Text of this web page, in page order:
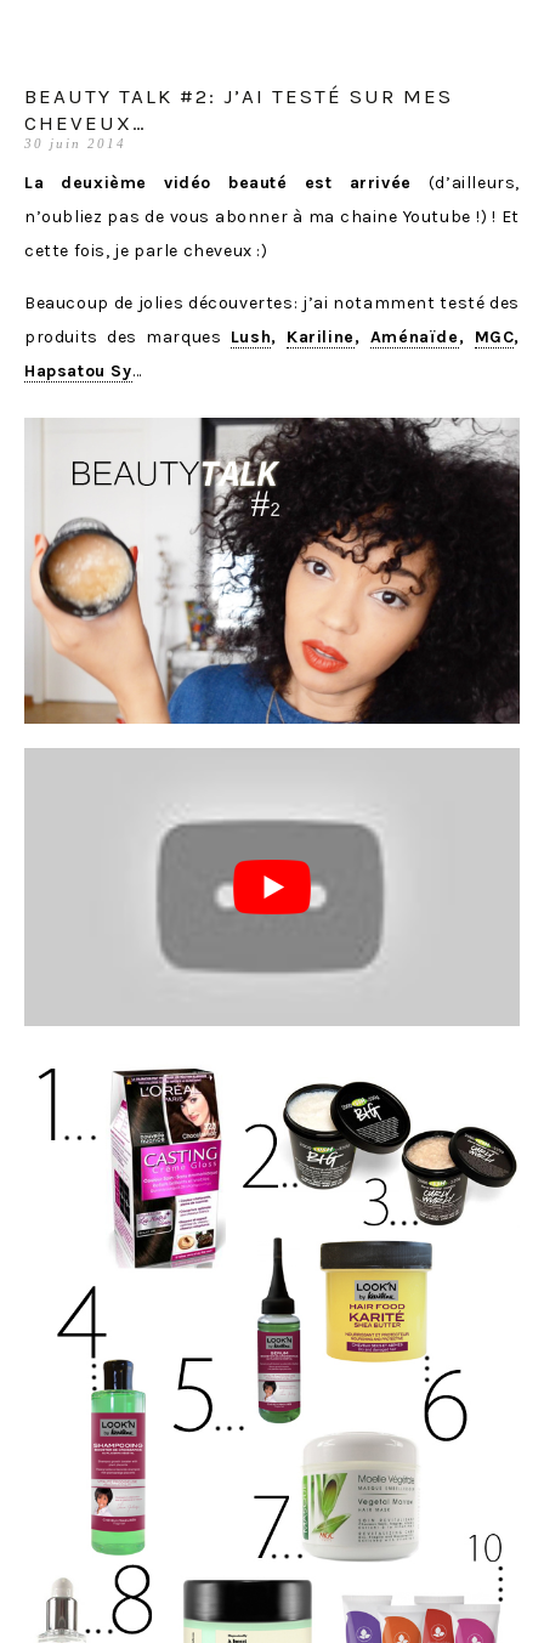
BEAUTY TALK #2: J’AI TESTÉ SUR MES
CHEVEUX…
30 juin 2014
La deuxième vidéo beauté est arrivée (d’ailleurs,
n’oubliez pas de vous abonner à ma chaine Youtube !) ! Et
cette fois, je parle cheveux :)
Beaucoup de jolies découvertes: j’ai notamment testé des
produits des marques Lush, Kariline, Aménaïde, MGC,
Hapsatou Sy…